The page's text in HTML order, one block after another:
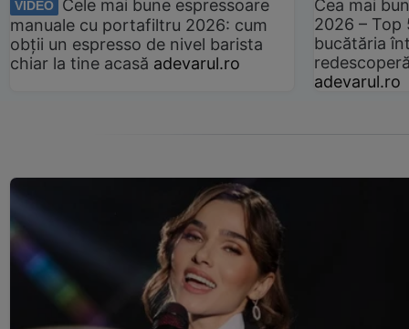
VIDEO
Cele mai bune espressoare
manuale cu portafiltru 2026: cum
obții un espresso de nivel barista
chiar la tine acasă adevarul.ro
Cea mai
2026 –
bucătăria
adevarul.ro